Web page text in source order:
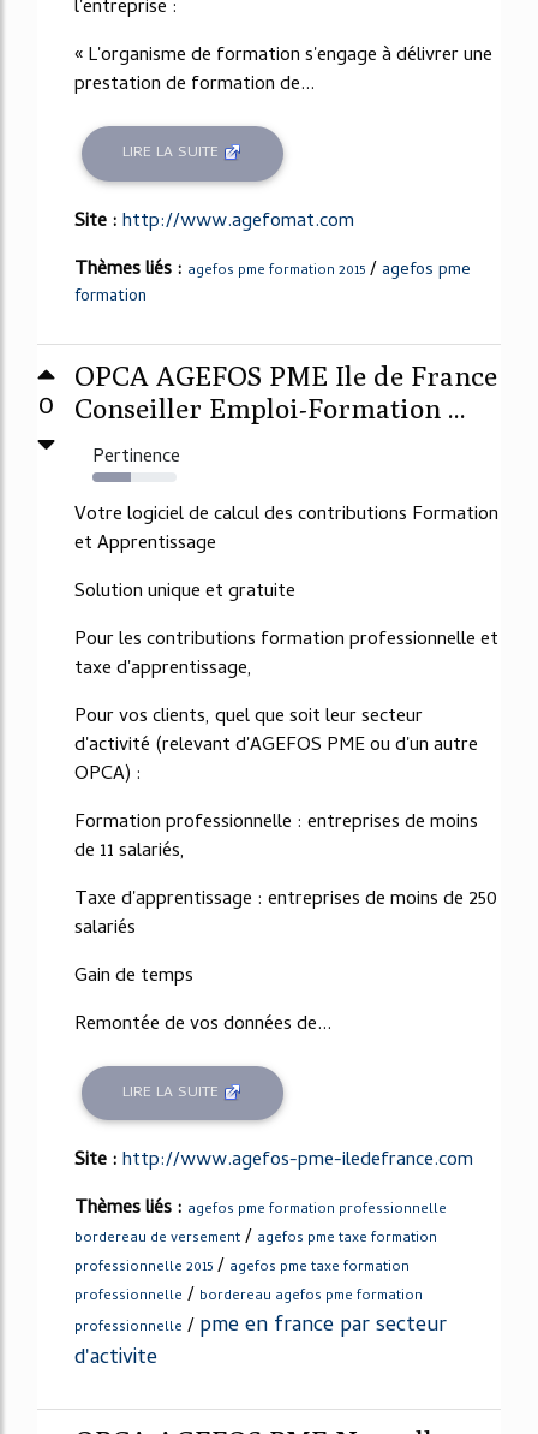
l'entreprise :
« L'organisme de formation s'engage à délivrer une
prestation de formation de...
LIRE LA SUITE
Site :http://www.agefomat.com
Thèmes liés : agefos pme formation 2015 /agefos pme
formation
0
OPCA AGEFOS PME Ile de France
Conseiller Emploi-Formation ...
Pertinence
45%
Votre logiciel de calcul des contributions Formation
et Apprentissage
Solution unique et gratuite
Pour les contributions formation professionnelle et
taxe d'apprentissage,
Pour vos clients, quel que soit leur secteur
d'activité (relevant d'AGEFOS PME ou d'un autre
OPCA) :
Formation professionnelle : entreprises de moins
de 11 salariés,
Taxe d'apprentissage : entreprises de moins de 250
salariés
Gain de temps
Remontée de vos données de...
LIRE LA SUITE
Site :http://www.agefos-pme-iledefrance.com
Thèmes liés : agefos pme formation professionnelle
bordereau de versement / agefos pme taxe formation
professionnelle 2015 / agefos pme taxe formation
professionnelle / bordereau agefos pme formation
professionnelle /pme en france par secteur
d'activite